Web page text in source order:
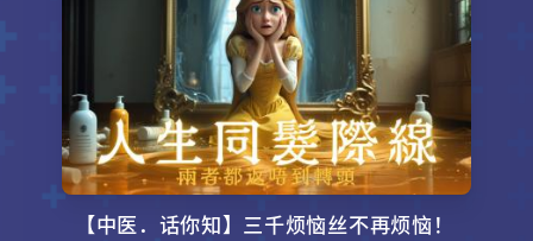
【中医．话你知】三千烦恼丝不再烦恼！